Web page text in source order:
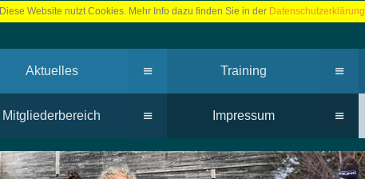
Diese Website nutzt Cookies. Mehr Info dazu finden Sie in der Datenschutzerklärung
Aktuelles ≡ Training ≡
Mitgliederbereich ≡ Impressum ≡